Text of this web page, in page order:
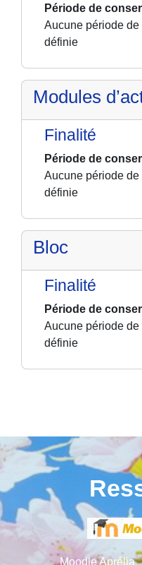
Période de
Aucune période de
définie
Modules
Finalité
Période de
Aucune période de
définie
Bloc
Finalité
Période de
Aucune période de
définie
Moodle Aprélia